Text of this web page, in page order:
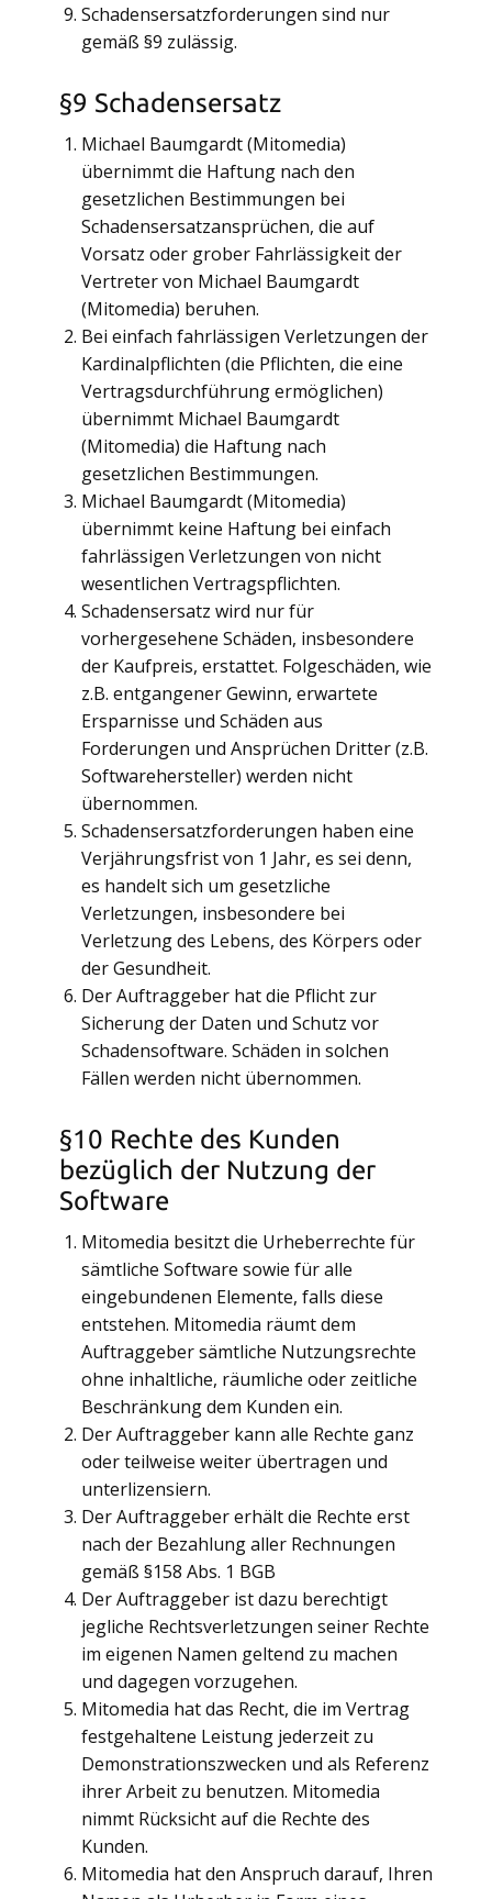
Schadensersatzforderungen sind nur
gemäß §9 zulässig.
§9 Schadensersatz
Michael Baumgardt (Mitomedia)
übernimmt die Haftung nach den
gesetzlichen Bestimmungen bei
Schadensersatzansprüchen, die auf
Vorsatz oder grober Fahrlässigkeit der
Vertreter von Michael Baumgardt
(Mitomedia) beruhen.
Bei einfach fahrlässigen Verletzungen der
Kardinalpflichten (die Pflichten, die eine
Vertragsdurchführung ermöglichen)
übernimmt Michael Baumgardt
(Mitomedia) die Haftung nach
gesetzlichen Bestimmungen.
Michael Baumgardt (Mitomedia)
übernimmt keine Haftung bei einfach
fahrlässigen Verletzungen von nicht
wesentlichen Vertragspflichten.
Schadensersatz wird nur für
vorhergesehene Schäden, insbesondere
der Kaufpreis, erstattet. Folgeschäden, wie
z.B. entgangener Gewinn, erwartete
Ersparnisse und Schäden aus
Forderungen und Ansprüchen Dritter (z.B.
Softwarehersteller) werden nicht
übernommen.
Schadensersatzforderungen haben eine
Verjährungsfrist von 1 Jahr, es sei denn,
es handelt sich um gesetzliche
Verletzungen, insbesondere bei
Verletzung des Lebens, des Körpers oder
der Gesundheit.
Der Auftraggeber hat die Pflicht zur
Sicherung der Daten und Schutz vor
Schadensoftware. Schäden in solchen
Fällen werden nicht übernommen.
§10 Rechte des Kunden
bezüglich der Nutzung der
Software
Mitomedia besitzt die Urheberrechte für
sämtliche Software sowie für alle
eingebundenen Elemente, falls diese
entstehen. Mitomedia räumt dem
Auftraggeber sämtliche Nutzungsrechte
ohne inhaltliche, räumliche oder zeitliche
Beschränkung dem Kunden ein.
Der Auftraggeber kann alle Rechte ganz
oder teilweise weiter übertragen und
unterlizensiern.
Der Auftraggeber erhält die Rechte erst
nach der Bezahlung aller Rechnungen
gemäß §158 Abs. 1 BGB
Der Auftraggeber ist dazu berechtigt
jegliche Rechtsverletzungen seiner Rechte
im eigenen Namen geltend zu machen
und dagegen vorzugehen.
Mitomedia hat das Recht, die im Vertrag
festgehaltene Leistung jederzeit zu
Demonstrationszwecken und als Referenz
ihrer Arbeit zu benutzen. Mitomedia
nimmt Rücksicht auf die Rechte des
Kunden.
Mitomedia hat den Anspruch darauf, Ihren